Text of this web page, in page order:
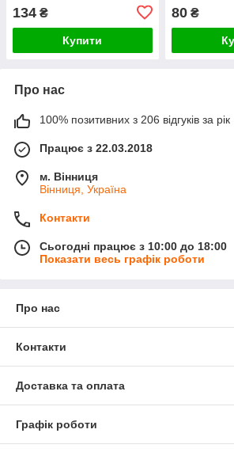
134 ₴
Купити
80₴
Про нас
100% позитивних з 206 відгуків за рік
Працює з 22.03.2018
м. Вінниця
Вінниця, Україна
Контакти
Сьогодні працює з 10:00 до 18:00
Показати весь графік роботи
Про нас
Контакти
Доставка та оплата
Графік роботи